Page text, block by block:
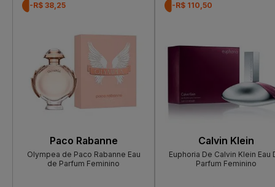
-R$ 38,25
Paco Rabanne
Olympea de Paco Rabanne Eau
de Parfum Feminino
-R$ 110,50
Calvin Klein
Euphoria De Calvin Klein Eau
Parfum Feminino